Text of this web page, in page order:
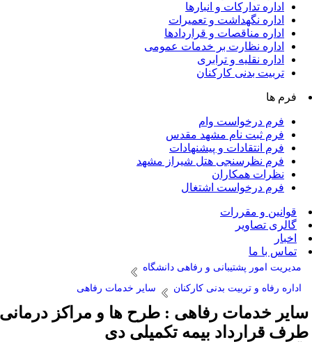
اداره تدارکات و انبارها
اداره نگهداشت و تعمیرات
اداره مناقصات و قراردادها
اداره نظارت بر خدمات عمومی
اداره نقلیه و ترابری
تربیت بدنی کارکنان
فرم ها
فرم درخواست وام
فرم ثبت نام مشهد مقدس
فرم انتقادات و پیشنهادات
فرم نظرسنجی هتل شیراز مشهد
نظرات همکاران
فرم درخواست اشتغال
قوانین و مقررات
گالری تصاویر
اخبار
تماس با ما
مدیریت امور پشتیبانی و رفاهی دانشگاه
اداره رفاه و تربیت بدنی کارکنان
سایر خدمات رفاهی
خدمات رفاهی : طرح ها و مراکز درمانی
قرارداد بیمه تکمیلی دی